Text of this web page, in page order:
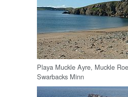
Playa Muckle Ayre, Muckle
Swarbacks Minn